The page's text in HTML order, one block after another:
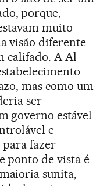
porque,
muito
visão diferente
califado. A Al
mas como um
ser
governo estável
e
para fazer
ponto de vista é
sunita,